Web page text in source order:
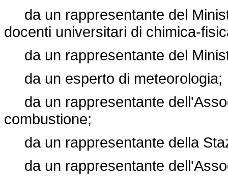
da un rappresentante del
docenti universitari di chimica-
da un rappresentante del
da un esperto di meteorologia;
da un rappresentante
combustione;
da un rappresentante della
da un rappresentante